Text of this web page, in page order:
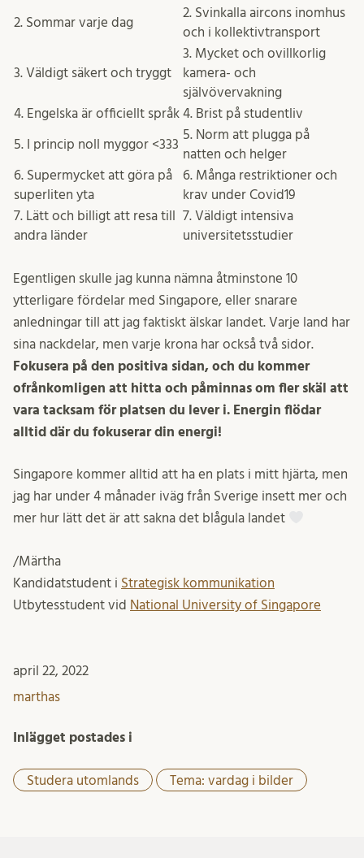
2. Sommar varje dag
2. Svinkalla aircons inomhus
och i kollektivtransport
3. Väldigt säkert och tryggt
3. Mycket och ovillkorlig
kamera- och
självövervakning
4. Engelska är officiellt språk 4. Brist på studentliv
5. I princip noll myggor <333
5. Norm att plugga på
natten och helger
6. Supermycket att göra på
superliten yta
6. Många restriktioner och
krav under Covid19
7. Lätt och billigt att resa till
andra länder
7. Väldigt intensiva
universitetsstudier
Egentligen skulle jag kunna nämna åtminstone 10
ytterligare fördelar med Singapore, eller snarare
anledningar till att jag faktiskt älskar landet. Varje land har
sina nackdelar, men varje krona har också två sidor.
Fokusera på den positiva sidan, och du kommer
ofrånkomligen att hitta och påminnas om fler skäl att
vara tacksam för platsen du lever i. Energin flödar
alltid där du fokuserar din energi!
Singapore kommer alltid att ha en plats i mitt hjärta, men
jag har under 4 månader iväg från Sverige insett mer och
mer hur lätt det är att sakna det blågula landet
/Märtha
Kandidatstudent i Strategisk kommunikation
Utbytesstudent vid National University of Singapore
april 22, 2022
marthas
Inlägget postades i
Studera utomlands Tema: vardag i bilder